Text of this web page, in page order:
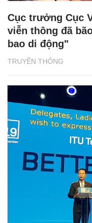
TRUYỀN THÔNG
Cục trưởng Cục
viễn thông đã
bao di động"